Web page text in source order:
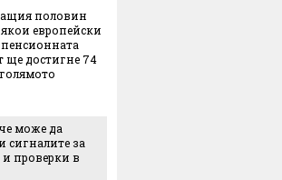
на петрол в
долара в
е пред крах
половин
европейски
ще достигне 74
може да
сигналите за
проверки в